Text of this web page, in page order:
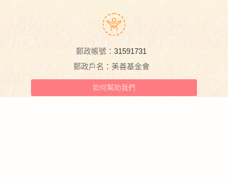
郵政帳號：31591731
郵政戶名：美善基金會
如何幫助我們